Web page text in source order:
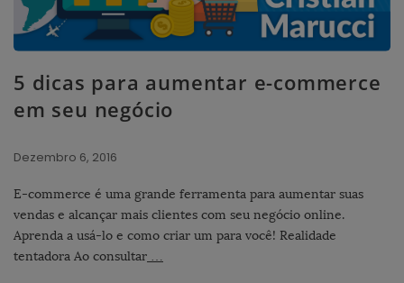
5 dicas para aumentar e-commerce
em seu negócio
Dezembro 6, 2016
E-commerce é uma grande ferramenta para aumentar suas
vendas e alcançar mais clientes com seu negócio online.
Aprenda a usá-lo e como criar um para você! Realidade
tentadora Ao consultar …